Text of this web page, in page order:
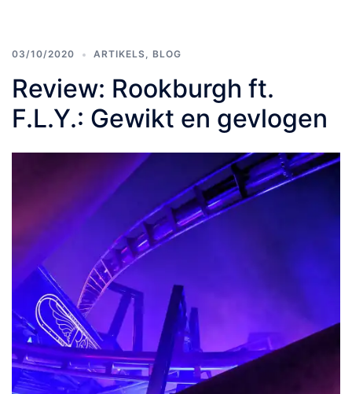
03/10/2020 ARTIKELS, BLOG
Review: Rookburgh ft.
F.L.Y.: Gewikt en gevlogen